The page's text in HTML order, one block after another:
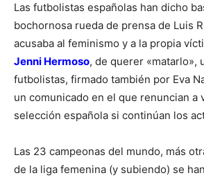
Las futbolistas españolas han dicho
bochornosa rueda de prensa de Luis
acusaba al feminismo y a la propia
Jenni Hermoso, de querer «matarlo»,
futbolistas, firmado también por Eva
un comunicado en el que renuncian a
selección española si continúan los
Las 23 campeonas del mundo, más
de la liga femenina (y subiendo) se